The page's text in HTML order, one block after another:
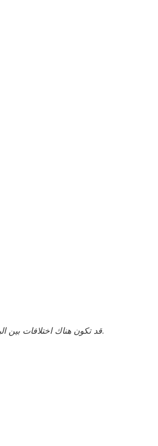
قد تكون هناك اختلافات بين البيانات المعروضة والقيم الفعلية، يجب تأكيد هذا من قبل ممثل المبيعات.